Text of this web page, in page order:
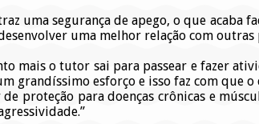
uma segurança de apego, o que acaba
uma melhor relação com outras
mais o tutor sai para passear e fazer
grandíssimo esforço e isso faz com que
proteção para doenças crônicas e